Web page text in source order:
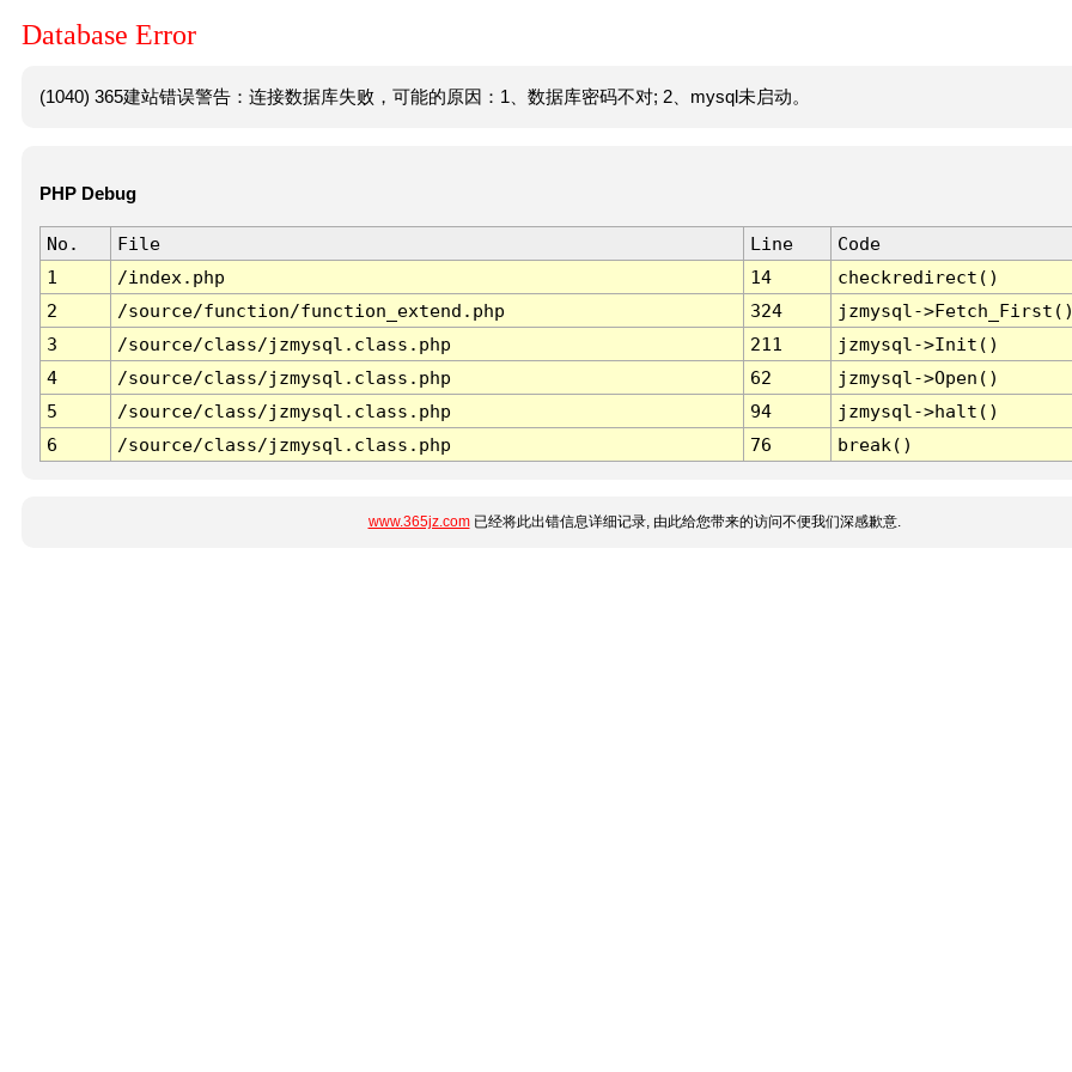
Database Error
(1040) 365建站错误警告：连接数据库失败，可能的原因：1、数据库密码不对; 2、mysql未启动。
PHP Debug
No. File Line
Code
1
/index.php 14
checkredirect()
2
/source/function/function_extend.php 324
jzmysql-
3
/source/class/jzmysql.class.php 211
jzmysql->Init()
4
/source/class/jzmysql.class.php 62
jzmysql->Open()
5
/source/class/jzmysql.class.php 94
jzmysql->halt()
6
/source/class/jzmysql.class.php 76 break()
www.365jz.com已经将此出错信息详细记录, 由此给您带来的访问不便我们深感歉意.